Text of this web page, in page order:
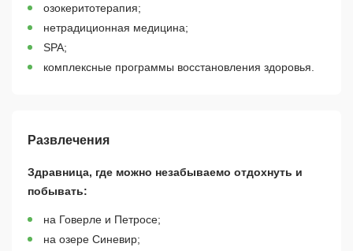
озокеритотерапия;
нетрадиционная медицина;
SPA;
комплексные программы восстановления здоровья.
Развлечения
Здравница, где можно незабываемо отдохнуть и
побывать:
на Говерле и Петросе;
на озере Синевир;